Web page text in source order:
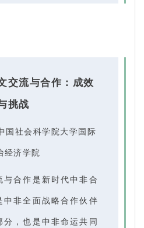
交流与合作：成效
挑战
社会科学院大学国际
经济学院
与合作是新时代中非合
中非全面战略合作伙伴
分，也是中非命运共同